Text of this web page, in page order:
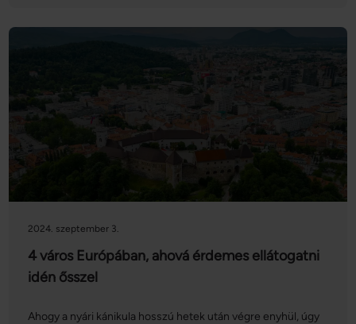
2024. szeptember 3.
4 város Európában, ahová érdemes ellátogatni
idén ősszel
Ahogy a nyári kánikula hosszú hetek után végre enyhül, úgy